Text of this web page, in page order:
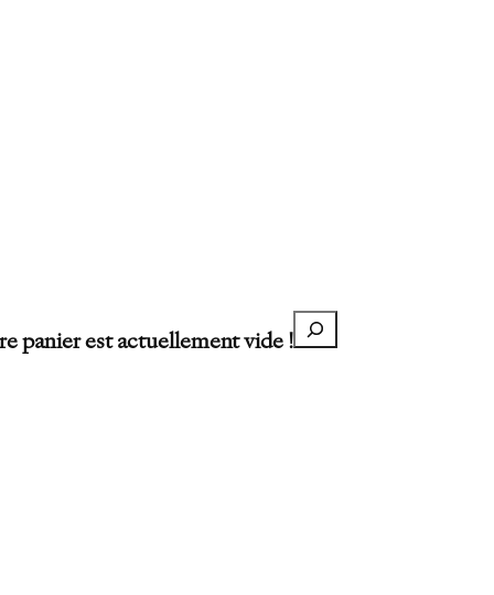
panier est actuellement vide !
Recherche